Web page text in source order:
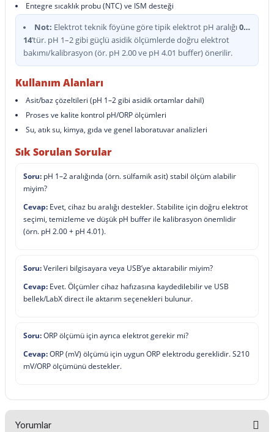
Entegre sıcaklık probu (NTC) ve ISM desteği
Not: Elektrot teknik föyüne göre tipik elektrot pH aralığı0…
14’tür. pH 1–2 gibi güçlü asidik ölçümlerde doğru elektrot
bakımı/kalibrasyon (ör. pH 2.00 ve pH 4.01 buffer) önerilir.
Kullanım Alanları
Asit/baz çözeltileri (pH 1–2 gibi asidik ortamlar dahil)
Proses ve kalite kontrol pH/ORP ölçümleri
Su, atık su, kimya, gıda ve genel laboratuvar analizleri
Sık Sorulan Sorular
Soru: pH 1–2 aralığında (örn. sülfamik asit) stabil ölçüm alabilir
miyim?
Cevap: Evet, cihaz bu aralığı destekler. Stabilite için doğru elektrot
seçimi, temizleme ve düşük pH buffer ile kalibrasyon önemlidir
(örn. pH 2.00 + pH 4.01).
Soru:Verileri bilgisayara veya USB’ye aktarabilir miyim?
Cevap: Evet. Ölçümler cihaz hafızasına kaydedilebilir ve USB
bellek/LabX direct ile aktarım seçenekleri bulunur.
Soru:ORP ölçümü için ayrıca elektrot gerekir mi?
Cevap:ORP (mV) ölçümü için uygun ORP elektrodu gereklidir. S210
mV/ORP ölçümünü destekler.
Yorumlar